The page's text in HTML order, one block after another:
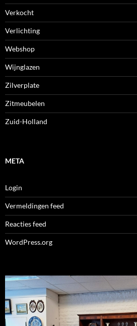
Verkocht
Verlichting
Webshop
Wijnglazen
Zilverplate
Zitmeubelen
Zuid-Holland
META
Login
Vermeldingen feed
Reacties feed
WordPress.org